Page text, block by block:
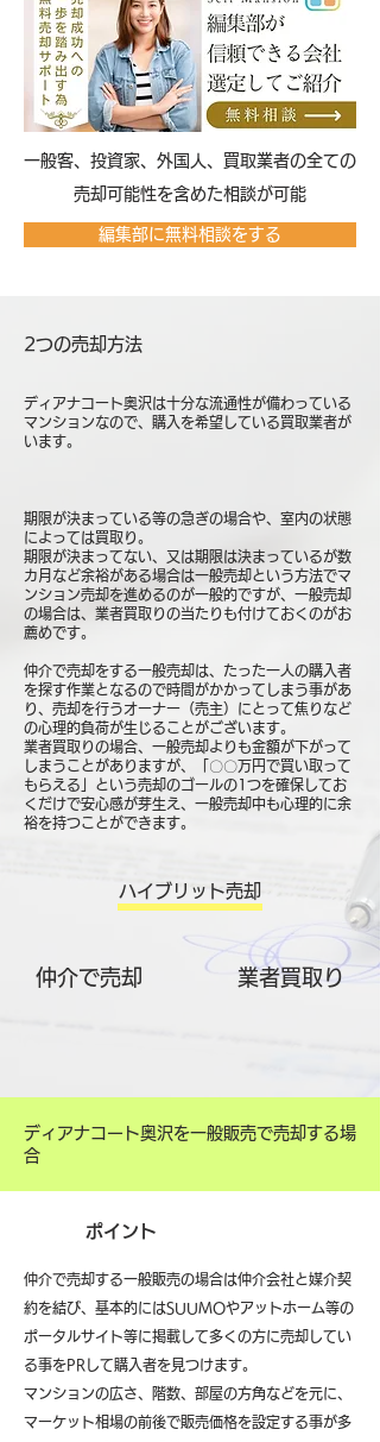
​一般客、投資家、外国人、買取業者の全ての
売却可能性を含めた相談が可能
編集部に無料相談をする
2つの売却方法
ディアナコート奥沢は十分な流通性が備わっている
マンションなので、購入を希望している買取業者が
います。
期限が決まっている等の急ぎの場合や、室内の状態
によっては買取り。
期限が決まってない、又は期限は決まっているが数
カ月など余裕がある場合は一般売却という方法でマ
ンション売却を進めるのが一般的ですが、一般売却
の場合は、業者買取りの当たりも付けておくのがお
薦めです。
仲介で売却をする一般売却は、たった一人の購入者
を探す作業となるので時間がかかってしまう事があ
り、売却を行うオーナー（売主）にとって焦りなど
の心理的負荷が生じることがございます。
業者買取りの場合、一般売却よりも金額が下がって
しまうことがありますが、「〇〇万円で買い取って
もらえる」という売却のゴールの1つを確保してお
くだけで安心感が芽生え、一般売却中も心理的に余
裕を持つことができます。
ハイブリット売却
仲介で売却 ​業者買取り
ディアナコート奥沢を一般販売で売却する場
合
ポイント
仲介で売却する一般販売の場合は仲介会社と媒介契
約を結び、基本的にはSUUMOやアットホーム等の
ポータルサイト等に掲載して多くの方に売却してい
る事をPRして購入者を見つけます。
マンションの広さ、階数、部屋の方角などを元に、
マーケット相場の前後で販売価格を設定する事が多